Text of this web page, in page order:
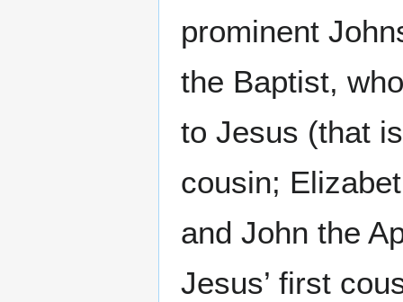
prominent
the Baptist,
to Jesus (that
cousin;
and John the
Jesus’ first